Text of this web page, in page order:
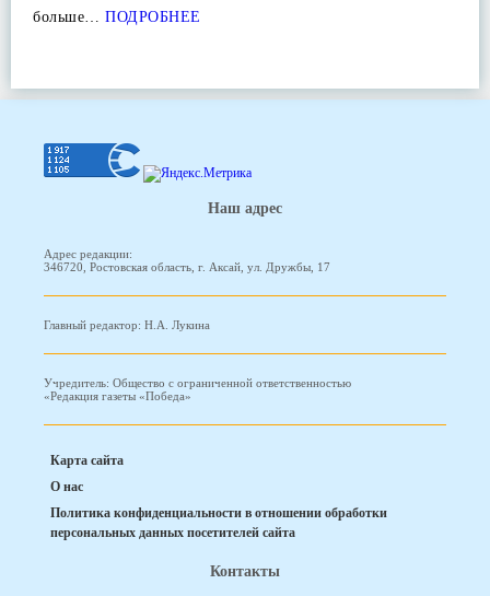
больше… ПОДРОБНЕЕ
Наш адрес
Адрес редакции:
346720, Ростовская область, г. Аксай, ул. Дружбы, 17
Главный редактор: Н.А. Лукина
Учредитель: Общество с ограниченной ответственностью
«Редакция газеты «Победа»
Карта сайта
О нас
Политика конфиденциальности в отношении обработки
персональных данных посетителей сайта
Контакты